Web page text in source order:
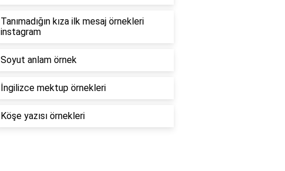
Tanımadığın kıza ilk mesaj örnekleri
instagram
Soyut anlam örnek
İngilizce mektup örnekleri
Köşe yazısı örnekleri